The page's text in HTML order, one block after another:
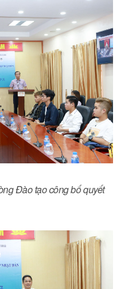
Đào tạo công bố quyết